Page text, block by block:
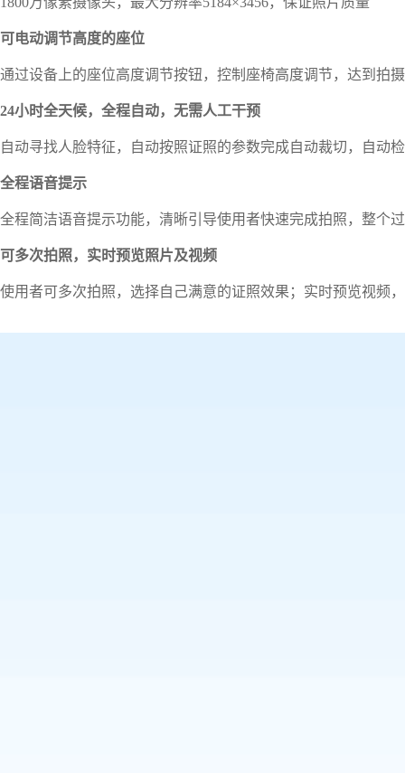
可电动调节高度的座位
通过设备上的座位高度调节按钮，控制座椅高度调节，达到拍
24小时全天候，全程自动，无需人工干预
自动寻找人脸特征，自动按照证照的参数完成自动裁切，自动
全程语音提示
全程简洁语音提示功能，清晰引导使用者快速完成拍照，整个
可多次拍照，实时预览照片及视频
使用者可多次拍照，选择自己满意的证照效果；实时预览视频